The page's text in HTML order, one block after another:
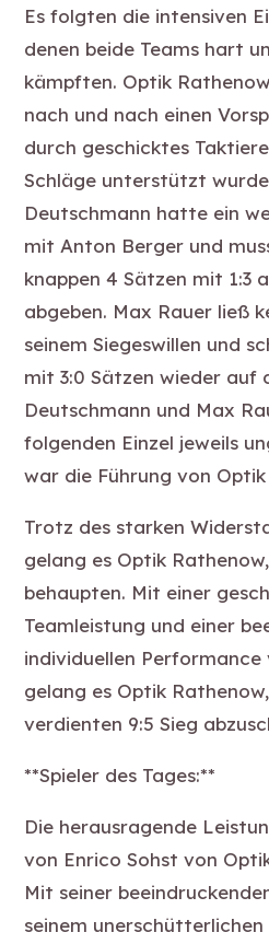
Es folgten die intensiven
denen beide Teams hart
kämpften. Optik
nach und nach einen
durch geschicktes
Schläge unterstützt
Deutschmann hatte ein
mit Anton Berger und
knappen 4 Sätzen mit 1:3
abgeben. Max Rauer ließ
seinem Siegeswillen und
mit 3:0 Sätzen wieder auf
Deutschmann und Max
folgenden Einzel jeweils
war die Führung von
Trotz des starken
gelang es Optik
behaupten. Mit einer
Teamleistung und einer
individuellen Performance
gelang es Optik
verdienten 9:5 Sieg
**Spieler des Tages:**
Die herausragende
von Enrico Sohst von
Mit seiner
seinem